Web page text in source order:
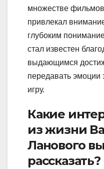
множестве фильмов
привлекал
глубоким
стал известен
выдающимся
передавать эмоции
игру.
Какие
из жизни
Ланового
рассказать?